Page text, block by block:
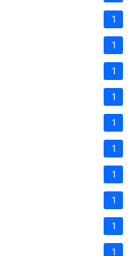
1
1
1
1
1
1
1
1
1
1